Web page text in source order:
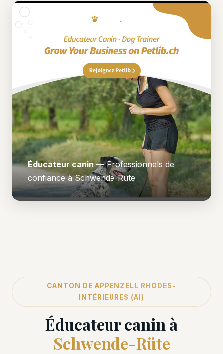
Éducateur canin — Professionnels de
confiance à Schwende-Rüte
CANTON DE APPENZELL RHODES-
INTÉRIEURES (AI)
Éducateur canin à
Schwende-Rüte